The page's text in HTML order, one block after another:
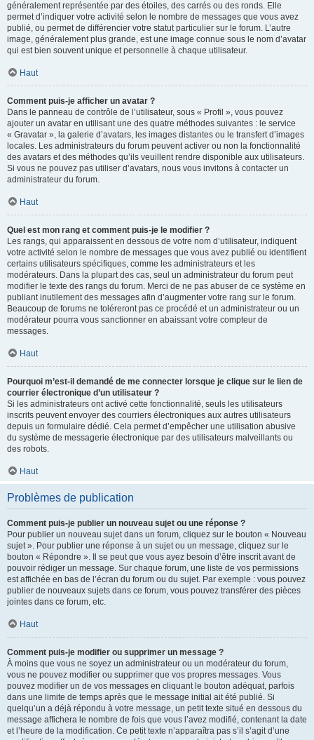
généralement représentée par des étoiles, des carrés ou des ronds. Elle
permet d’indiquer votre activité selon le nombre de messages que vous avez
publié, ou permet de différencier votre statut particulier sur le forum. L’autre
image, généralement plus grande, est une image connue sous le nom d’avatar
qui est bien souvent unique et personnelle à chaque utilisateur.
Haut
Comment puis-je afficher un avatar ?
Dans le panneau de contrôle de l’utilisateur, sous « Profil », vous pouvez
ajouter un avatar en utilisant une des quatre méthodes suivantes : le service
« Gravatar », la galerie d’avatars, les images distantes ou le transfert d’images
locales. Les administrateurs du forum peuvent activer ou non la fonctionnalité
des avatars et des méthodes qu’ils veuillent rendre disponible aux utilisateurs.
Si vous ne pouvez pas utiliser d’avatars, nous vous invitons à contacter un
administrateur du forum.
Haut
Quel est mon rang et comment puis-je le modifier ?
Les rangs, qui apparaissent en dessous de votre nom d’utilisateur, indiquent
votre activité selon le nombre de messages que vous avez publié ou identifient
certains utilisateurs spécifiques, comme les administrateurs et les
modérateurs. Dans la plupart des cas, seul un administrateur du forum peut
modifier le texte des rangs du forum. Merci de ne pas abuser de ce système en
publiant inutilement des messages afin d’augmenter votre rang sur le forum.
Beaucoup de forums ne toléreront pas ce procédé et un administrateur ou un
modérateur pourra vous sanctionner en abaissant votre compteur de
messages.
Haut
Pourquoi m’est-il demandé de me connecter lorsque je clique sur le lien de
courrier électronique d’un utilisateur ?
Si les administrateurs ont activé cette fonctionnalité, seuls les utilisateurs
inscrits peuvent envoyer des courriers électroniques aux autres utilisateurs
depuis un formulaire dédié. Cela permet d’empêcher une utilisation abusive
du système de messagerie électronique par des utilisateurs malveillants ou
des robots.
Haut
Problèmes de publication
Comment puis-je publier un nouveau sujet ou une réponse ?
Pour publier un nouveau sujet dans un forum, cliquez sur le bouton « Nouveau
sujet ». Pour publier une réponse à un sujet ou un message, cliquez sur le
bouton « Répondre ». Il se peut que vous ayez besoin d’être inscrit avant de
pouvoir rédiger un message. Sur chaque forum, une liste de vos permissions
est affichée en bas de l’écran du forum ou du sujet. Par exemple : vous pouvez
publier de nouveaux sujets dans ce forum, vous pouvez transférer des pièces
jointes dans ce forum, etc.
Haut
Comment puis-je modifier ou supprimer un message ?
À moins que vous ne soyez un administrateur ou un modérateur du forum,
vous ne pouvez modifier ou supprimer que vos propres messages. Vous
pouvez modifier un de vos messages en cliquant le bouton adéquat, parfois
dans une limite de temps après que le message initial ait été publié. Si
quelqu’un a déjà répondu à votre message, un petit texte situé en dessous du
message affichera le nombre de fois que vous l’avez modifié, contenant la date
et l’heure de la modification. Ce petit texte n’apparaîtra pas s’il s’agit d’une